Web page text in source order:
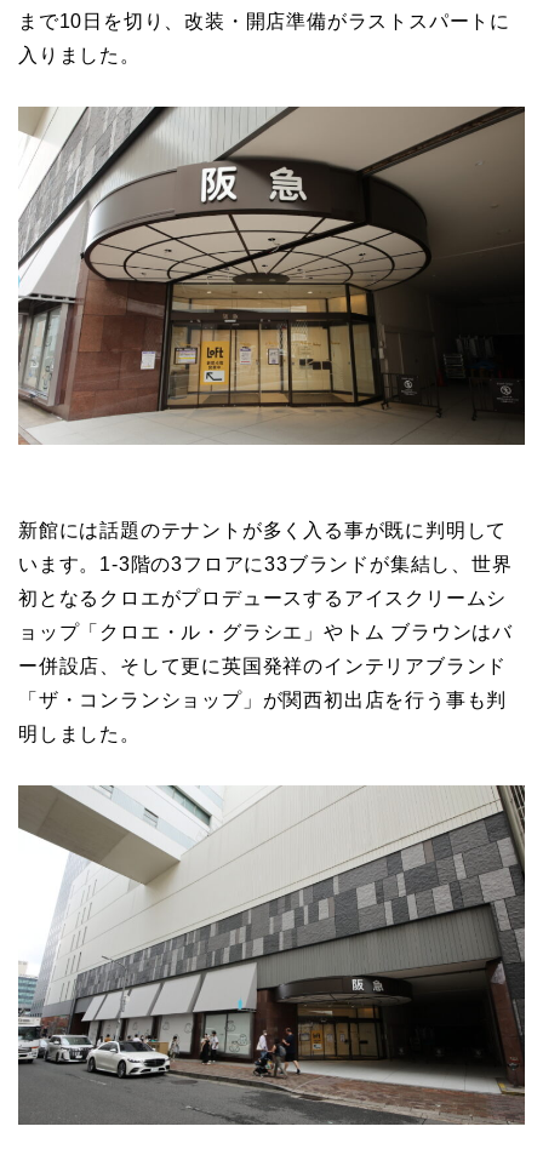
まで10日を切り、改装・開店準備がラストスパートに
入りました。
新館には話題のテナントが多く入る事が既に判明して
います。1-3階の3フロアに33ブランドが集結し、世界
初となるクロエがプロデュースするアイスクリームシ
ョップ「クロエ・ル・グラシエ」やトム ブラウンはバ
ー併設店、そして更に英国発祥のインテリアブランド
「ザ・コンランショップ」が関西初出店を行う事も判
明しました。